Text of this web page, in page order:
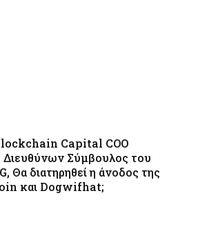
Capital COO
Διευθύνων Σύμβουλος του
Θα διατηρηθεί η άνοδος της
και Dogwifhat;